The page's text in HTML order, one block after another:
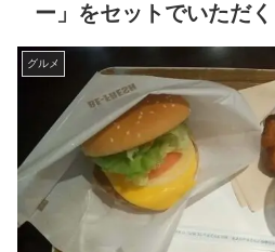
ー」をセットでいただく
グルメ